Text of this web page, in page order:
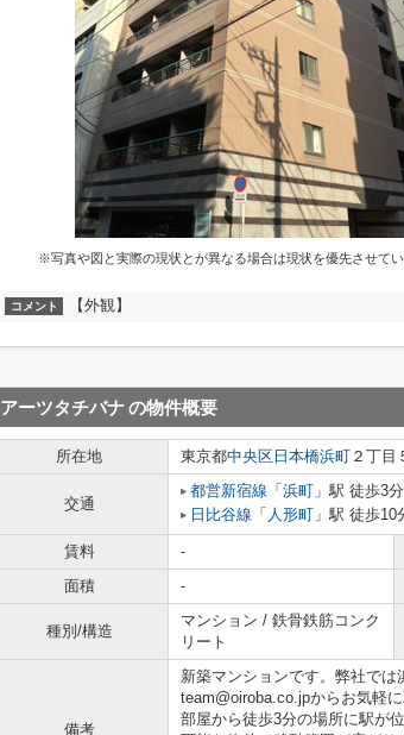
※写真や図と実際の現状とが異なる場合は現状を優先させて
コメント 【外観】
アーツタチバナの物件概要
所在地 東京都中央区 日本橋浜町 ２丁目
交通
都営新宿線 「 浜町 」駅 徒歩3分
日比谷線 「 人形町 」駅 徒歩10
賃料 -
面積
-
種別/構造
マンション / 鉄骨鉄筋コンク
リート
備考
新築マンションです。弊社では
team@oiroba.co.jpからお気軽
部屋から徒歩3分の場所に駅が